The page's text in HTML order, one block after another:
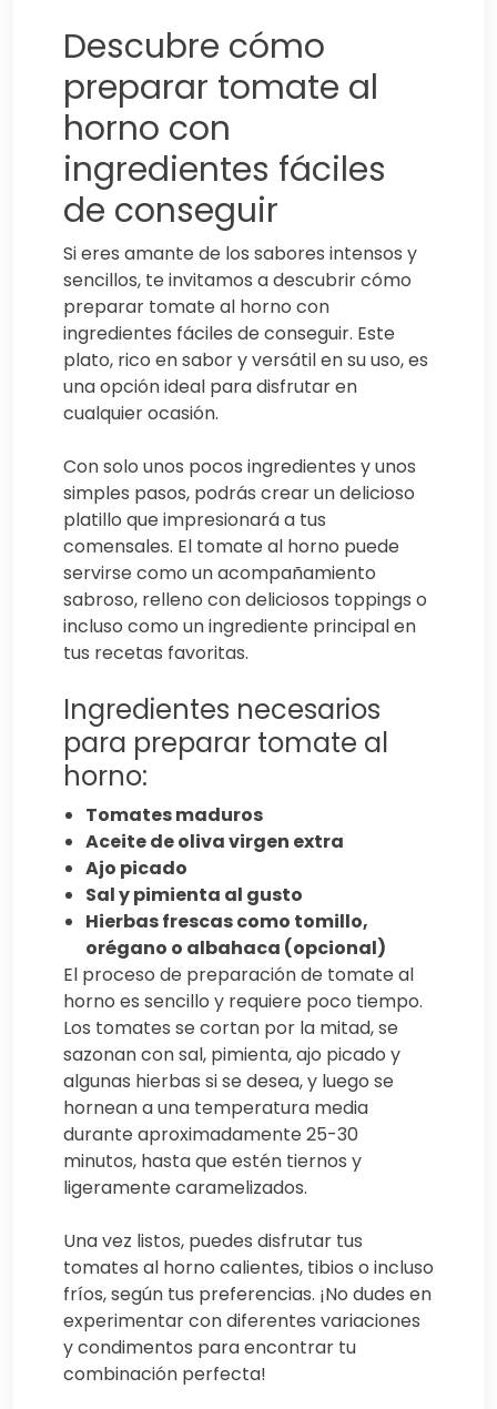
Descubre cómo
preparar tomate al
horno con
ingredientes fáciles
de conseguir
Si eres amante de los sabores intensos y
sencillos, te invitamos a descubrir cómo
preparar tomate al horno con
ingredientes fáciles de conseguir. Este
plato, rico en sabor y versátil en su uso, es
una opción ideal para disfrutar en
cualquier ocasión.
Con solo unos pocos ingredientes y unos
simples pasos, podrás crear un delicioso
platillo que impresionará a tus
comensales. El tomate al horno puede
servirse como un acompañamiento
sabroso, relleno con deliciosos toppings o
incluso como un ingrediente principal en
tus recetas favoritas.
Ingredientes necesarios
para preparar tomate al
horno:
Tomates maduros
Aceite de oliva virgen extra
Ajo picado
Sal y pimienta al gusto
Hierbas frescas como tomillo,
orégano o albahaca (opcional)
El proceso de preparación de tomate al
horno es sencillo y requiere poco tiempo.
Los tomates se cortan por la mitad, se
sazonan con sal, pimienta, ajo picado y
algunas hierbas si se desea, y luego se
hornean a una temperatura media
durante aproximadamente 25-30
minutos, hasta que estén tiernos y
ligeramente caramelizados.
Una vez listos, puedes disfrutar tus
tomates al horno calientes, tibios o incluso
fríos, según tus preferencias. ¡No dudes en
experimentar con diferentes variaciones
y condimentos para encontrar tu
combinación perfecta!